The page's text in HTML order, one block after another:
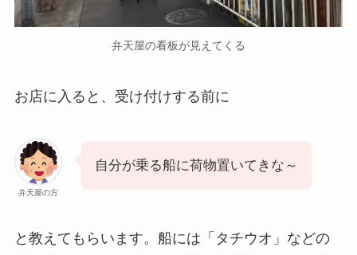
弁天屋の看板が見えてくる
お店に入ると、受け付けする前に
弁天屋の方
自分が乗る船に荷物置いてきな～
と教えてもらいます。船には「タチウオ」などの